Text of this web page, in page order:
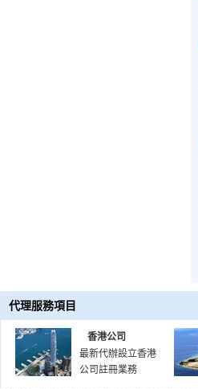
代理服務項目
香港公司
最新代辦設立香港
公司註冊業務